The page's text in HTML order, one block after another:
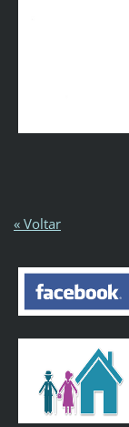
« Voltar